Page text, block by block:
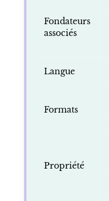
Fondateurs
associés
Langue
Formats
Propriété